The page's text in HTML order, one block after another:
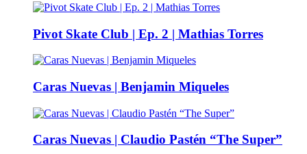
Pivot Skate Club | Ep. 2 | Mathias Torres
Caras Nuevas | Benjamin Miqueles
Caras Nuevas | Claudio Pastén “The Super”